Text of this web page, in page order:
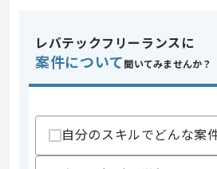
・SAPコン
・ビジネス
・SAPのカ
・SAPFIと
・SAP内
スキルに不安
レバテックフリーランスに
案件について 聞いてみませんか？
自分のスキルでどんな案